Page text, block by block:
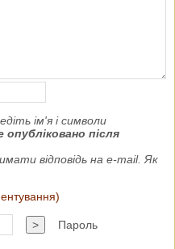
ім'я і символи
опубліковано після
відповідь на e-mail. Як
> Пароль